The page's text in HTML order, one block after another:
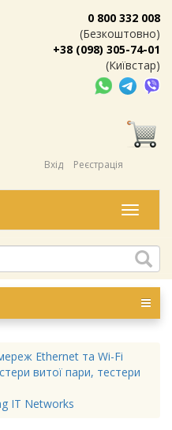
0 800 332 008
(Безкоштовно)
+38 (098) 305-74-01
(Київстар)
Вхід Реєстрація
Меню
Ethernet та Wi-Fi
витої пари, тестери
IT Networks